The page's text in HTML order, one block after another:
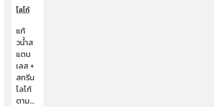
โลโก้
แก้
วน้ำส
แตน
เลส +
สกรีน
โลโก้
ตาม…